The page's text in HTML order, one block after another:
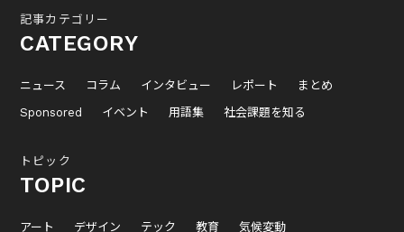
記事カテゴリー
CATEGORY
ニュース コラム インタビュー レポート
まとめ
Sponsored
イベント 用語集 社会課題を知る
トピック
TOPIC
アート デザイン テック 教育 気候変動